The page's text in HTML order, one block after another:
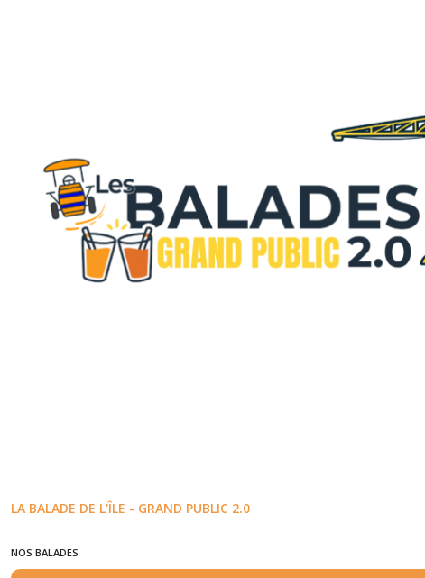
LA BALADE DE L'ÎLE - GRAND PUBLIC 2.0
NOS BALADES
résultats